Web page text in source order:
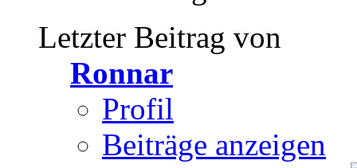
Letzter Beitrag von
Ronnar
Profil
Beiträge anzeigen